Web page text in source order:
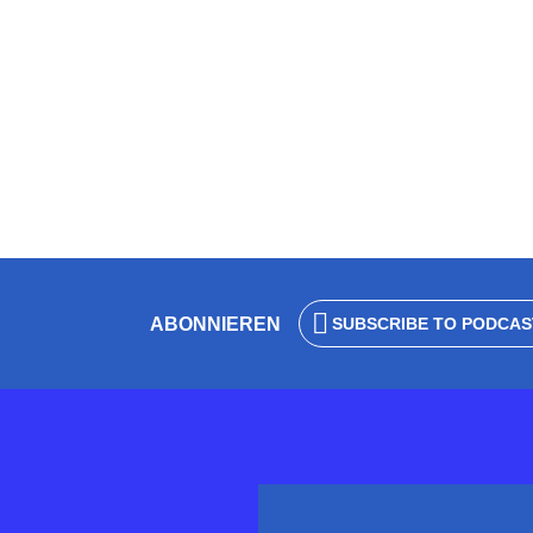
ABONNIEREN SUBSCRIBE TO